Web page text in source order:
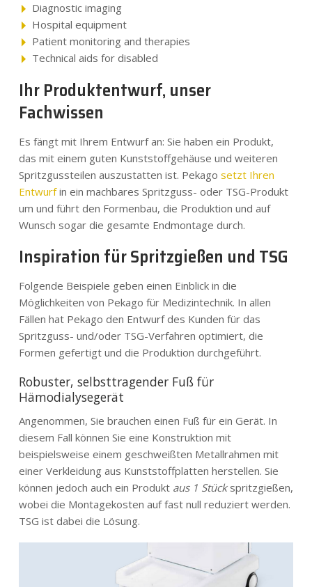
Diagnostic imaging
Hospital equipment
Patient monitoring and therapies
Technical aids for disabled
Ihr Produktentwurf, unser
Fachwissen
Es fängt mit Ihrem Entwurf an: Sie haben ein Produkt,
das mit einem guten Kunststoffgehäuse und weiteren
Spritzgussteilen auszustatten ist. Pekago setzt Ihren
Entwurfin ein machbares Spritzguss- oder TSG-Produkt
um und führt den Formenbau, die Produktion und auf
Wunsch sogar die gesamte Endmontage durch.
Inspiration für Spritzgießen und TSG
Folgende Beispiele geben einen Einblick in die
Möglichkeiten von Pekago für Medizintechnik. In allen
Fällen hat Pekago den Entwurf des Kunden für das
Spritzguss- und/oder TSG-Verfahren optimiert, die
Formen gefertigt und die Produktion durchgeführt.
Robuster, selbsttragender Fuß für
Hämodialysegerät
Angenommen, Sie brauchen einen Fuß für ein Gerät. In
diesem Fall können Sie eine Konstruktion mit
beispielsweise einem geschweißten Metallrahmen mit
einer Verkleidung aus Kunststoffplatten herstellen. Sie
können jedoch auch ein Produkt aus 1 Stückspritzgießen,
wobei die Montagekosten auf fast null reduziert werden.
TSG ist dabei die Lösung.